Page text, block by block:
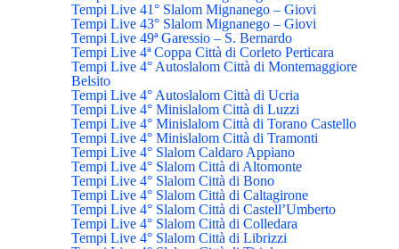
Tempi Live 41° Slalom Mignanego – Giovi
Tempi Live 43° Slalom Mignanego – Giovi
Tempi Live 49ª Garessio – S. Bernardo
Tempi Live 4ª Coppa Città di Corleto Perticara
Tempi Live 4° Autoslalom Città di Montemaggiore
Belsito
Tempi Live 4° Autoslalom Città di Ucria
Tempi Live 4° Minislalom Città di Luzzi
Tempi Live 4° Minislalom Città di Torano Castello
Tempi Live 4° Minislalom Città di Tramonti
Tempi Live 4° Slalom Caldaro Appiano
Tempi Live 4° Slalom Città di Altomonte
Tempi Live 4° Slalom Città di Bono
Tempi Live 4° Slalom Città di Caltagirone
Tempi Live 4° Slalom Città di Castell’Umberto
Tempi Live 4° Slalom Città di Colledara
Tempi Live 4° Slalom Città di Librizzi